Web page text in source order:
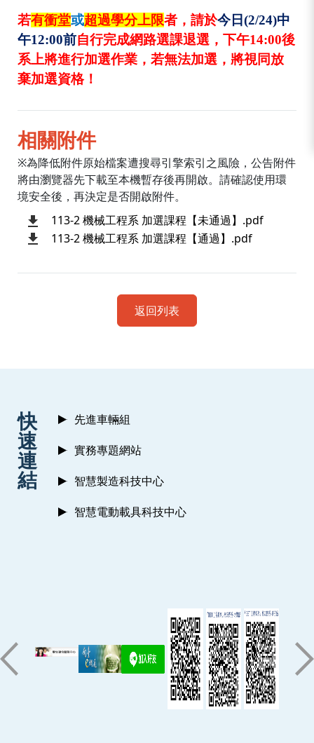
若有衝堂或超過學分上限者，請於今日(2/24)中
午12:00前自行完成網路選課退選，下午14:00後
系上將進行加選作業，若無法加選，將視同放
棄加選資格！
相關附件
※為降低附件原始檔案遭搜尋引擎索引之風險，公告附件
將由瀏覽器先下載至本機暫存後再開啟。請確認使用環
境安全後，再決定是否開啟附件。
113-2 機械工程系 加選課程【未通過】.pdf
113-2 機械工程系 加選課程【通過】.pdf
返回列表
:::
快
速
連
結
先進車輛組
實務專題網站
智慧製造科技中心
智慧電動載具科技中心